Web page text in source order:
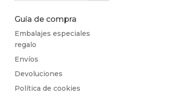
Guía de compra
Embalajes especiales
regalo
Envíos
Devoluciones
Política de cookies